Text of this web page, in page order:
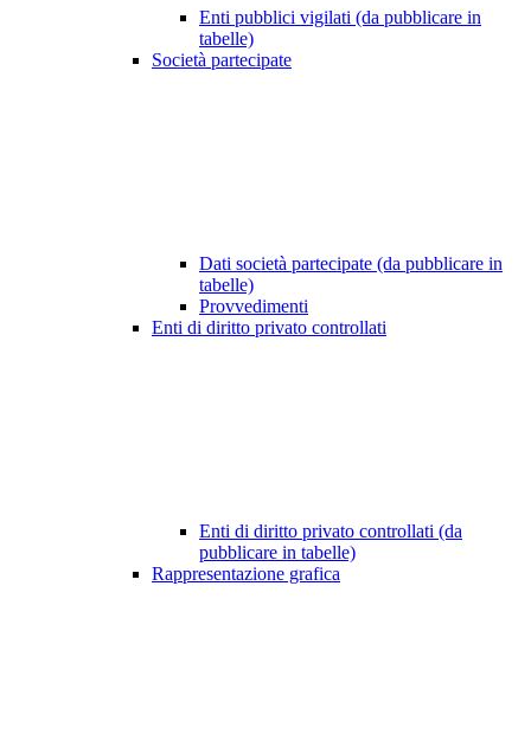
Enti pubblici vigilati (da pubblicare in
tabelle)
Società partecipate
Dati società partecipate (da pubblicare in
tabelle)
Provvedimenti
Enti di diritto privato controllati
Enti di diritto privato controllati (da
pubblicare in tabelle)
Rappresentazione grafica